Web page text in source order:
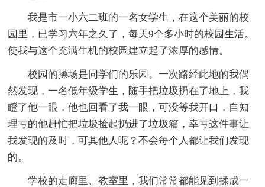
我是市一小六二班的一名女学生，在这个美丽的校
园里，已学习六年之久了，每天9个多小时的校园生活。
使我与这个充满生机的校园建立起了浓厚的感情。
校园的操场是同学们的乐园。一次路经此地的我偶
然发现，一名低年级学生，随手把垃圾扔在了地上，我
瞪了他一眼，他也回看了我一眼，可没等我开口，自知
理亏的他赶忙把垃圾捡起扔进了垃圾箱，幸亏这件事让
我发现的及时，可其他人呢？不会每个人都让我们发现
的。
学校的走廊里、教室里，我们常常都能见到揉成一